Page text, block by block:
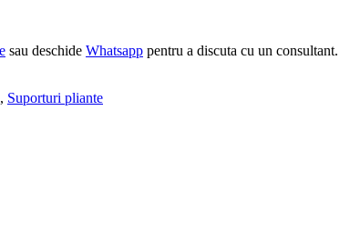
sau deschide Whatsapp pentru a discuta cu un consultant.
, Suporturi pliante